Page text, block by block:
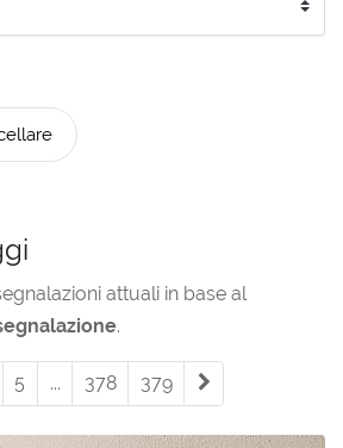
attuali in base al
.
5 ... 378 379